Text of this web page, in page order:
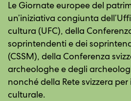
Le Giornate europee del
un’iniziativa congiunta
cultura (UFC), della
soprintendenti e dei
(CSSM), della Conferenza
archeologhe e degli
nonché della Rete svizzera
culturale.